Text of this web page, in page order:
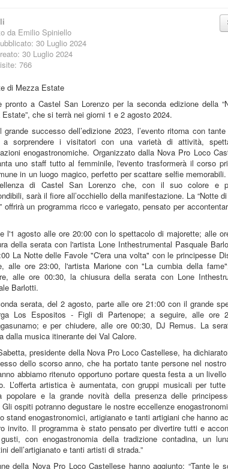
da Emilio Spiniello
30 Luglio 2024
30 Luglio 2024
766
pronto a Castel San Lorenzo per la seconda edizione della
che si terrà nei giorni 1 e 2 agosto 2024.
grande successo dell’edizione 2023, l’evento ritorna con
a sorprendere i visitatori con una varietà di attività,
enogastronomiche. Organizzato dalla Nova Pro Loco
uno staff tutto al femminile, l'evento trasformerà il corso
in un luogo magico, perfetto per scattare selfie
di Castel San Lorenzo che, con il suo colore e
sarà il fiore all’occhiello della manifestazione. La “Notte
offrirà un programma ricco e variegato, pensato per
l'1 agosto alle ore 20:00 con lo spettacolo di majorette; alle
della serata con l'artista Lone Inthestrumental Pasquale
La Notte delle Favole "C'era una volta" con le principesse
alle ore 23:00, l'artista Marione con "La cumbia della
alle ore 00:30, la chiusura della serata con Lone
Barlotti.
serata, del 2 agosto, parte alle ore 21:00 con il grande
Los Espositos - Figli di Partenope; a seguire, alle ore
e per chiudere, alle ore 00:30, DJ Remus. La
dalla musica itinerante dei Val Calore.
presidente della Nova Pro Loco Castellese, ha
dello scorso anno, che ha portato tante persone nel nostro
abbiamo ritenuto opportuno portare questa festa a un
L’offerta artistica è aumentata, con gruppi musicali per
popolare e la grande novità della presenza delle
ospiti potranno degustare le nostre eccellenze
stand enogastronomici, artigianato e tanti artigiani che hanno
invito. Il programma è stato pensato per divertire tutti e
con enogastronomia della tradizione contadina, un
dell’artigianato e tanti artisti di strada.”
della Nova Pro Loco Castellese hanno aggiunto: “Tante le